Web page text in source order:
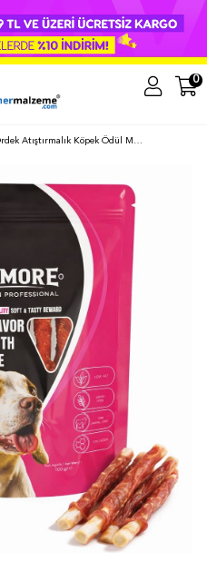
0
Promore Sığır Etli Aromalı Ördek Atıştırmalık Köpek Ödül Maması 100 GR